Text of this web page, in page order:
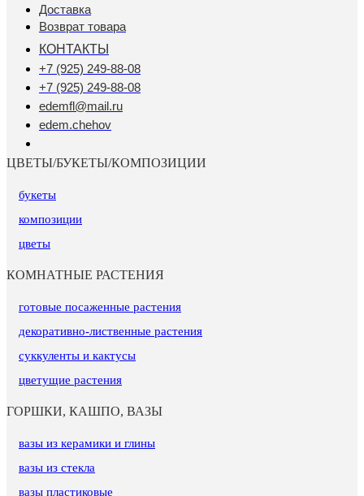
Доставка
Возврат товара
КОНТАКТЫ
+7 (925) 249-88-08
+7 (925) 249-88-08
edemfl@mail.ru
edem.chehov
ЦВЕТЫ/БУКЕТЫ/КОМПОЗИЦИИ
букеты
композиции
цветы
КОМНАТНЫЕ РАСТЕНИЯ
готовые посаженные растения
декоративно-лиственные растения
суккуленты и кактусы
цветущие растения
ГОРШКИ, КАШПО, ВАЗЫ
вазы из керамики и глины
вазы из стекла
вазы пластиковые